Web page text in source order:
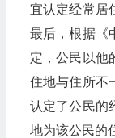
宜认定经常居
最后，根据《
定，公民以他
住地与住所不
认定了公民的
地为该公民的